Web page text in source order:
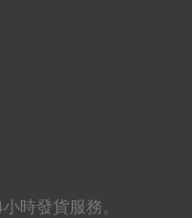
時發貨服務。